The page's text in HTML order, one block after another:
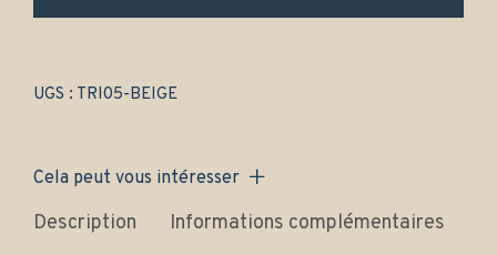
classique
UGS : TRI05-BEIGE
Cela peut vous intéresser
Description Informations complémentaires